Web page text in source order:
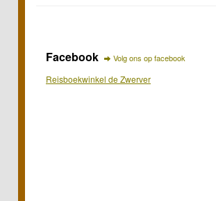
Facebook Volg ons op facebook
Reisboekwinkel de Zwerver